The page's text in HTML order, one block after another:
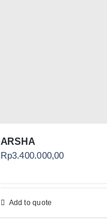
ARSHA
Rp3.400.000,00
Add to quote